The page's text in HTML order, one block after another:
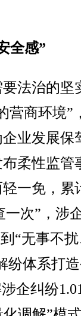
全感”
法治的坚
营商环境”
业发展保
柔性监管
一免，累
一次”，涉
“无事不
纷体系打
企纠纷